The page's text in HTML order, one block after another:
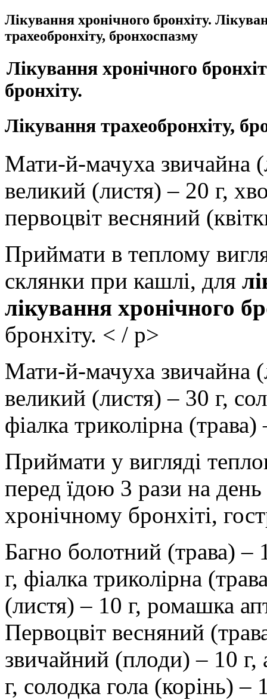
Лікування хронічного бронхіту.
трахеобронхіту, бронхоспазму
Лікування хронічного
бронхіту.
Лікування трахеобронхіту,
Мати-й-мачуха звичайна
великий (листя) – 20 г,
первоцвіт весняний
Приймати в теплому
склянки при кашлі, для
лікування хронічного
бронхіту. < / p>
Мати-й-мачуха звичайна
великий (листя) – 30 г,
фіалка триколірна
Приймати у вигляді
перед їдою 3 рази на
хронічному бронхіті,
Багно болотний (трава) –
г, фіалка триколірна
(листя) – 10 г, ромашка
Первоцвіт весняний
звичайний (плоди) – 10 г,
г, солодка гола (корінь) –